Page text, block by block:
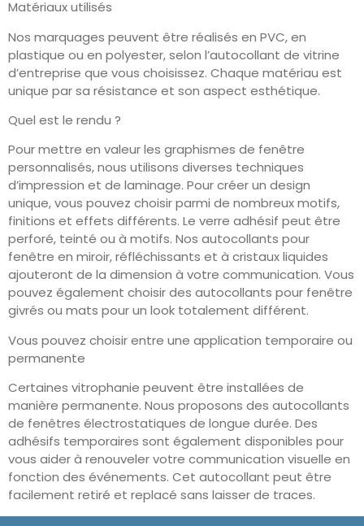
Matériaux utilisés
Nos marquages peuvent être réalisés en PVC, en
plastique ou en polyester, selon l’autocollant de vitrine
d’entreprise que vous choisissez. Chaque matériau est
unique par sa résistance et son aspect esthétique.
Quel est le rendu ?
Pour mettre en valeur les graphismes de fenêtre
personnalisés, nous utilisons diverses techniques
d’impression et de laminage. Pour créer un design
unique, vous pouvez choisir parmi de nombreux motifs,
finitions et effets différents. Le verre adhésif peut être
perforé, teinté ou à motifs. Nos autocollants pour
fenêtre en miroir, réfléchissants et à cristaux liquides
ajouteront de la dimension à votre communication. Vous
pouvez également choisir des autocollants pour fenêtre
givrés ou mats pour un look totalement différent.
Vous pouvez choisir entre une application temporaire ou
permanente
Certaines vitrophanie peuvent être installées de
manière permanente. Nous proposons des autocollants
de fenêtres électrostatiques de longue durée. Des
adhésifs temporaires sont également disponibles pour
vous aider à renouveler votre communication visuelle en
fonction des événements. Cet autocollant peut être
facilement retiré et replacé sans laisser de traces.